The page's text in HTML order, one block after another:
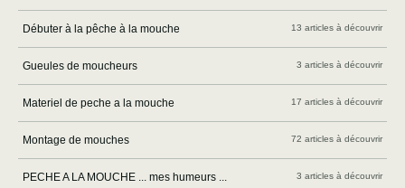
Débuter à la pêche à la mouche 13 articles à découvrir
Gueules de moucheurs 3 articles à découvrir
Materiel de peche a la mouche 17 articles à découvrir
Montage de mouches 72 articles à découvrir
PECHE A LA MOUCHE ... mes humeurs ... 3 articles à découvrir